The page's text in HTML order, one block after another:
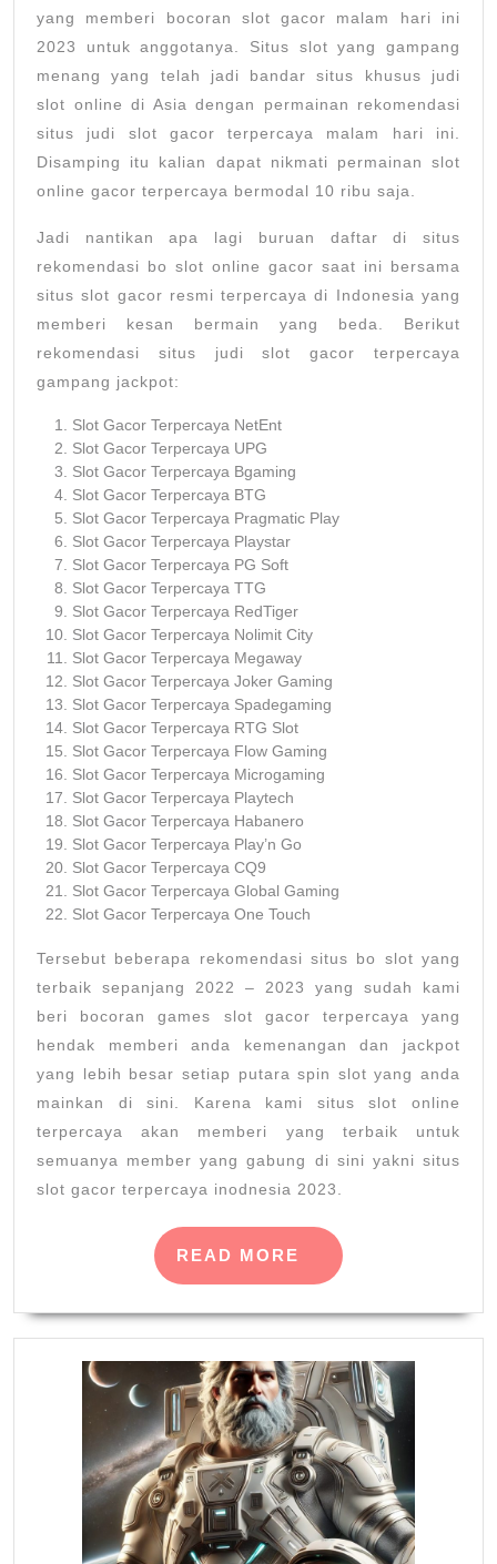
yang memberi bocoran slot gacor malam hari ini
2023 untuk anggotanya. Situs slot yang gampang
menang yang telah jadi bandar situs khusus judi
slot online di Asia dengan permainan rekomendasi
situs judi slot gacor terpercaya malam hari ini.
Disamping itu kalian dapat nikmati permainan slot
online gacor terpercaya bermodal 10 ribu saja.
Jadi nantikan apa lagi buruan daftar di situs
rekomendasi bo slot online gacor saat ini bersama
situs slot gacor resmi terpercaya di Indonesia yang
memberi kesan bermain yang beda. Berikut
rekomendasi situs judi slot gacor terpercaya
gampang jackpot:
Slot Gacor Terpercaya NetEnt
Slot Gacor Terpercaya UPG
Slot Gacor Terpercaya Bgaming
Slot Gacor Terpercaya BTG
Slot Gacor Terpercaya Pragmatic Play
Slot Gacor Terpercaya Playstar
Slot Gacor Terpercaya PG Soft
Slot Gacor Terpercaya TTG
Slot Gacor Terpercaya RedTiger
Slot Gacor Terpercaya Nolimit City
Slot Gacor Terpercaya Megaway
Slot Gacor Terpercaya Joker Gaming
Slot Gacor Terpercaya Spadegaming
Slot Gacor Terpercaya RTG Slot
Slot Gacor Terpercaya Flow Gaming
Slot Gacor Terpercaya Microgaming
Slot Gacor Terpercaya Playtech
Slot Gacor Terpercaya Habanero
Slot Gacor Terpercaya Play’n Go
Slot Gacor Terpercaya CQ9
Slot Gacor Terpercaya Global Gaming
Slot Gacor Terpercaya One Touch
Tersebut beberapa rekomendasi situs bo slot yang
terbaik sepanjang 2022 – 2023 yang sudah kami
beri bocoran games slot gacor terpercaya yang
hendak memberi anda kemenangan dan jackpot
yang lebih besar setiap putara spin slot yang anda
mainkan di sini. Karena kami situs slot online
terpercaya akan memberi yang terbaik untuk
semuanya member yang gabung di sini yakni situs
slot gacor terpercaya inodnesia 2023.
READ MORE
READ
MORE